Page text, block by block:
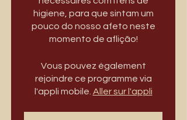
higiene, para que sintam um
pouco do nosso afeto neste
momento de aflição!
Vous pouvez également
rejoindre ce programme via
l'appli mobile. Aller sur l'appli